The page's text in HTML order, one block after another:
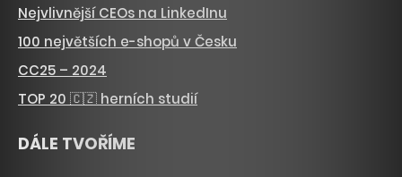
Nejvlivnější CEOs na LinkedInu
100 největších e-shopů v Česku
CC25 – 2024
TOP 20 🇨🇿 herních studií
DÁLE TVOŘÍME